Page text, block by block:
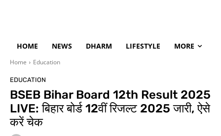
HOME NEWS DHARM LIFESTYLE MORE
Home Education
EDUCATION
BSEB Bihar Board 12th Result 2025
LIVE: बिहार बोर्ड 12वीं रिजल्ट 2025 जारी, ऐसे
करें चेक